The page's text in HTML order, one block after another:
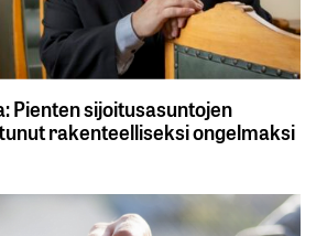
Pienten sijoitusasuntojen
rakenteelliseksi ongelmaksi